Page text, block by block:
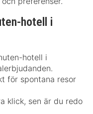
hotell i
hotell i
för spontana resor
klick, sen är du redo